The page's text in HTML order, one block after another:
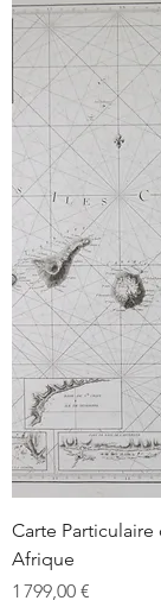
Carte
Afrique
Prix
1 799,00 €